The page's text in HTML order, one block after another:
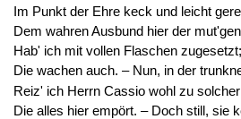
Im Punkt der Ehre keck und leicht
Dem wahren Ausbund hier der
Hab' ich mit vollen Flaschen zugesetzt;
Die wachen auch. – Nun, in der
Reiz' ich Herrn Cassio wohl zu solcher
Die alles hier empört. – Doch still, sie